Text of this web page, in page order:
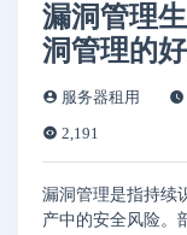
漏洞管理
洞管理的
服务器租用
2,191
漏洞管理是指持续
产中的安全风险。